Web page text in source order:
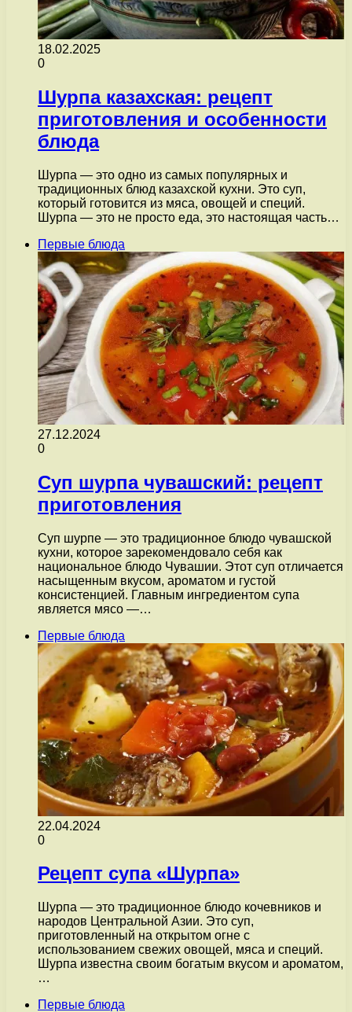
18.02.2025
0
Шурпа казахская: рецепт
приготовления и особенности
блюда
Шурпа — это одно из самых популярных и
традиционных блюд казахской кухни. Это суп,
который готовится из мяса, овощей и специй.
Шурпа — это не просто еда, это настоящая часть…
Первые блюда
27.12.2024
0
Суп шурпа чувашский: рецепт
приготовления
Суп шурпе — это традиционное блюдо чувашской
кухни, которое зарекомендовало себя как
национальное блюдо Чувашии. Этот суп отличается
насыщенным вкусом, ароматом и густой
консистенцией. Главным ингредиентом супа
является мясо —…
Первые блюда
22.04.2024
0
Рецепт супа «Шурпа»
Шурпа — это традиционное блюдо кочевников и
народов Центральной Азии. Это суп,
приготовленный на открытом огне с
использованием свежих овощей, мяса и специй.
Шурпа известна своим богатым вкусом и ароматом,
…
Первые блюда